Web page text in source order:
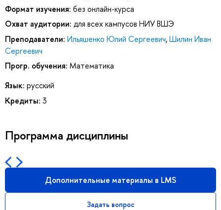
Формат изучения: без онлайн-курса
Охват аудитории: для всех кампусов НИУ ВШЭ
Преподаватели: Ильяшенко Юлий Сергеевич,Шилин Иван
Сергеевич
Прогр. обучения: Математика
Язык: русский
Кредиты: 3
Программа дисциплины
Дополнительные материалы в LMS
Задать вопрос